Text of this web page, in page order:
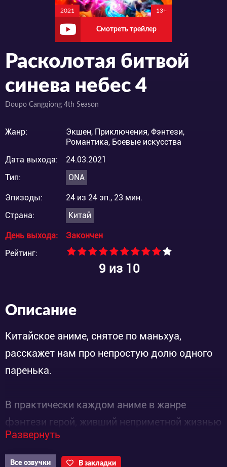
13+
2021
Смотреть трейлер
Расколотая битвой
синева небес 4
Doupo Cangqiong 4th Season
Жанр:
Экшен, Приключения, Фэнтези,
Романтика, Боевые искусства
Дата выхода:
24.03.2021
Тип:
ONA
Эпизоды:
24 из 24 эп., 23 мин.
Страна:
Китай
День выхода:
Закончен
Рейтинг:
9 из 10
Описание
Китайское аниме, снятое по маньхуа,
расскажет нам про непростую долю одного
паренька.
В практически каждом аниме в жанре
фэнтези герой, живший неприметной жизнью
в настоящем мире, в другом измерение
становится сильнейшим магом или
Развернуть
Все озвучки В закладки